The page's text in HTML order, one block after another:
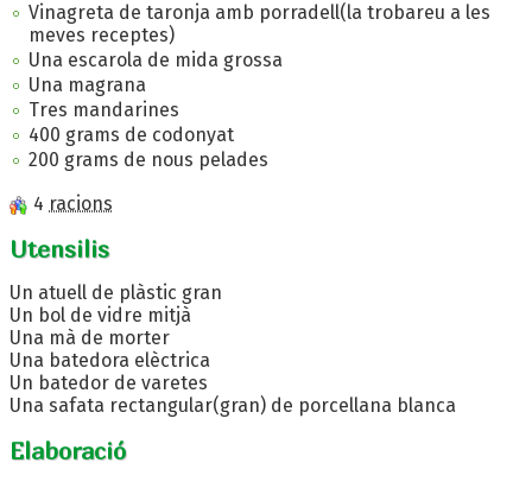
Vinagreta de taronja amb porradell(la trobareu a les
meves receptes)
Una escarola de mida grossa
Una magrana
Tres mandarines
400 grams de codonyat
200 grams de nous pelades
4 racions
Utensilis
Un atuell de plàstic gran
Un bol de vidre mitjà
Una mà de morter
Una batedora elèctrica
Un batedor de varetes
Una safata rectangular(gran) de porcellana blanca
Elaboració